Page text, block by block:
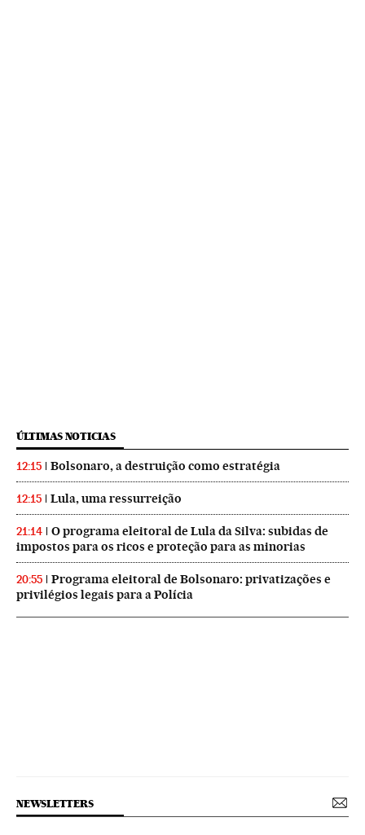
ÚLTIMAS NOTICIAS
12:15 Bolsonaro, a destruição como estratégia
12:15 Lula, uma ressurreição
21:14
O programa eleitoral de Lula da Silva: subidas de
impostos para os ricos e proteção para as minorias
20:55
Programa eleitoral de Bolsonaro: privatizações e
privilégios legais para a Polícia
NEWSLETTERS